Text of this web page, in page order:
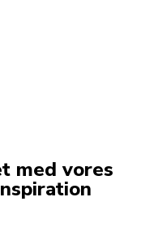
med vores